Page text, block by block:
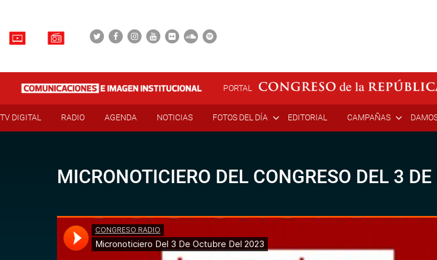
PORTAL
TV DIGITAL RADIO AGENDA NOTICIAS FOTOS DEL DÍA EDITORIAL CAMPAÑAS
MICRONOTICIERO DEL CONGRESO DEL 3